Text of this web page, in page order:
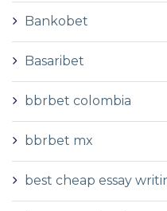
Bankobet
Basaribet
bbrbet colombia
bbrbet mx
best cheap essay